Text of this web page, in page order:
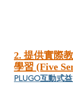
2. 提供實際
學習 (Five
PLUGO互動式